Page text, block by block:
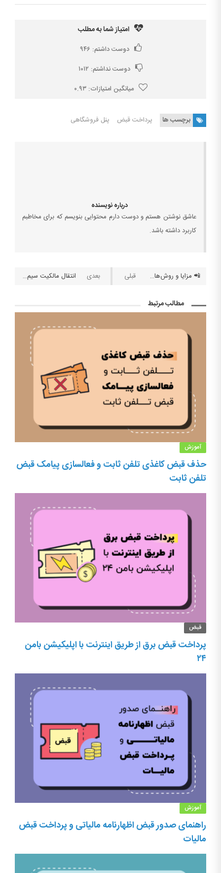
امتیاز شما به مطلب
دوست داشتم: ۹۴۶
دوست نداشتم: ۱۰۱۲
میانگین امتیازات:۰.۹۳
برچسب ها پرداخت قبض پنل فروشگاهی
درباره نویسنده
عاشق نوشتن هستم و دوست دارم محتوایی بنویسم که برای مخاطبم
کاربرد داشته باشد.
📲 مزایا و روش‌های تبدیل سیم کارت اعتباری به دائمی ایرانسل، همراه اول و رایتل انتقال مالکیت سیم کارت بدون حضور مالک/ همراه اول، ایرانسل و رایتل
مطالب مرتبط
آموزش
حذف قبض کاغذی تلفن ثابت و فعالسازی پیامک قبض
تلفن ثابت
قبض
پرداخت قبض برق از طریق اینترنت با اپلیکیشن بامن
۲۴
آموزش
راهنمای صدور قبض اظهارنامه مالیاتی و پرداخت قبض
مالیات